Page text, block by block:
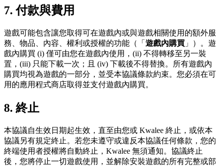
7. 付款與費用
遊戲可能包含讓您取得可在遊戲內或與遊戲相關使用的額外服
務、物品、內容、權利或授權的功能（「 遊戲內購買 」）。遊
戲內購買 (i) 僅可由您在遊戲內使用，(ii) 不得轉移至另一裝
置，(iii) 只能下載一次；且 (iv) 下載後不得替換。所有遊戲內
購買均視為遊戲的一部分，並受本協議條款約束。您必須在可
用的應用程式商店取得並支付遊戲內購買。
8. 終止
本協議自生效日期起生效，直至由您或 Kwalee 終止，或依本
協議另有規定終止。若您未遵守或違反本協議任何條款，您的
終端使用者授權將自動終止，Kwalee 無須通知。協議終止
後，您將停止一切遊戲使用，並解除安裝遊戲的所有完整或部